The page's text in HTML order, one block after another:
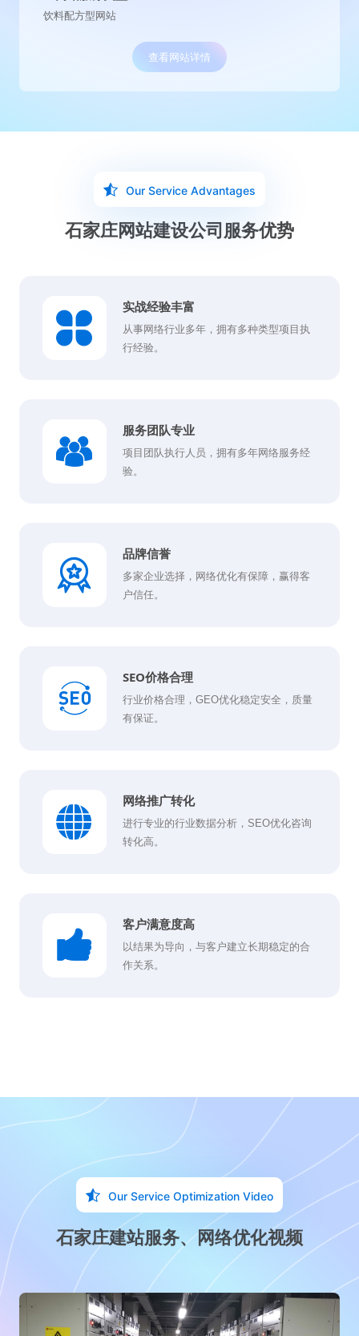
水处理营销型网站
查看网站详情
Our Service Advantages
石家庄网站建设公司服务优势
实战经验丰富
从事网络行业多年，拥有多种类型项目执
行经验。
服务团队专业
项目团队执行人员，拥有多年网络服务经
验。
品牌信誉
多家企业选择，网络优化有保障，赢得客
户信任。
SEO价格合理
行业价格合理，GEO优化稳定安全，质量
有保证。
网络推广转化
进行专业的行业数据分析，SEO优化咨询
转化高。
客户满意度高
以结果为导向，与客户建立长期稳定的合
作关系。
Our Service Optimization Video
石家庄建站服务、网络优化视频